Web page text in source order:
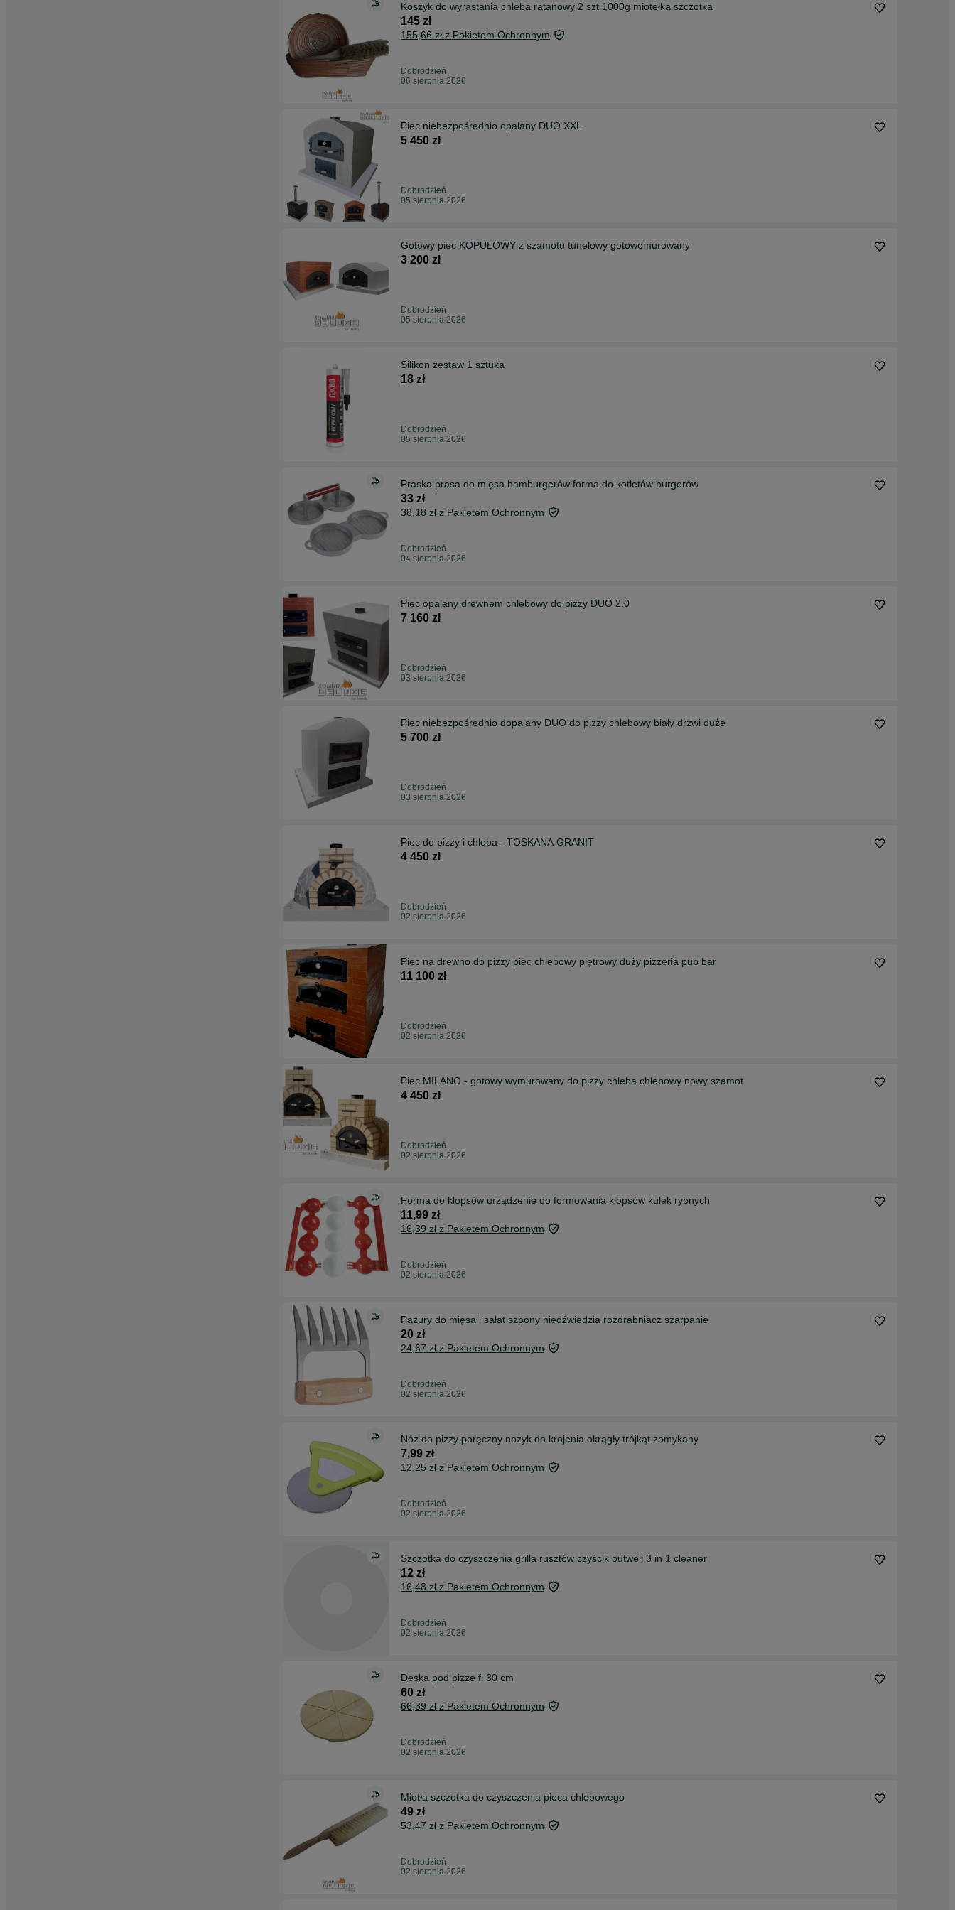
Koszyk do wyrastania chleba ratanowy 2 szt 1000g miotełka szczotka
145 zł
155,66 zł z Pakietem Ochronnym
Dobrodzień
06 sierpnia 2026
Piec niebezpośrednio opalany DUO XXL
5 450 zł
Dobrodzień
05 sierpnia 2026
Gotowy piec KOPUŁOWY z szamotu tunelowy gotowomurowany
3 200 zł
Dobrodzień
05 sierpnia 2026
Silikon zestaw 1 sztuka
18 zł
Dobrodzień
05 sierpnia 2026
Praska prasa do mięsa hamburgerów forma do kotletów burgerów
33 zł
38,18 zł z Pakietem Ochronnym
Dobrodzień
04 sierpnia 2026
Piec opalany drewnem chlebowy do pizzy DUO 2.0
7 160 zł
Dobrodzień
03 sierpnia 2026
Piec niebezpośrednio dopalany DUO do pizzy chlebowy biały drzwi duże
5 700 zł
Dobrodzień
03 sierpnia 2026
Piec do pizzy i chleba - TOSKANA GRANIT
4 450 zł
Dobrodzień
02 sierpnia 2026
Piec na drewno do pizzy piec chlebowy piętrowy duży pizzeria pub bar
11 100 zł
Dobrodzień
02 sierpnia 2026
Piec MILANO - gotowy wymurowany do pizzy chleba chlebowy nowy szamot
4 450 zł
Dobrodzień
02 sierpnia 2026
Forma do klopsów urządzenie do formowania klopsów kulek rybnych
11,99 zł
16,39 zł z Pakietem Ochronnym
Dobrodzień
02 sierpnia 2026
Pazury do mięsa i sałat szpony niedźwiedzia rozdrabniacz szarpanie
20 zł
24,67 zł z Pakietem Ochronnym
Dobrodzień
02 sierpnia 2026
Nóż do pizzy poręczny nożyk do krojenia okrągły trójkąt zamykany
7,99 zł
12,25 zł z Pakietem Ochronnym
Dobrodzień
02 sierpnia 2026
Szczotka do czyszczenia grilla rusztów czyścik outwell 3 in 1 cleaner
12 zł
16,48 zł z Pakietem Ochronnym
Dobrodzień
02 sierpnia 2026
Deska pod pizze fi 30 cm
60 zł
66,39 zł z Pakietem Ochronnym
Dobrodzień
02 sierpnia 2026
Miotła szczotka do czyszczenia pieca chlebowego
49 zł
53,47 zł z Pakietem Ochronnym
Dobrodzień
02 sierpnia 2026